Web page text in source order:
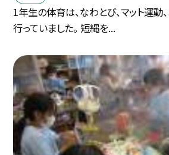
1年生の体育は、なわとび、マット運動
行っていました。 短縄を...